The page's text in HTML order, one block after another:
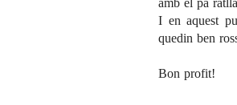
amb el pa
I en aquest
quedin ben
Bon profit!